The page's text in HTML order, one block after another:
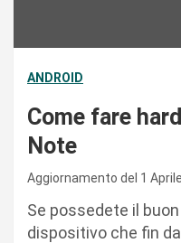
ANDROID
Come fare
Note
Aggiornamento del 1
Se possedete il
dispositivo che fin